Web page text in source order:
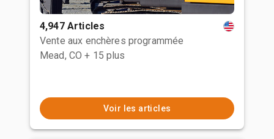
4,947 Articles
Vente aux enchères programmée
Mead, CO + 15 plus
Voir les articles